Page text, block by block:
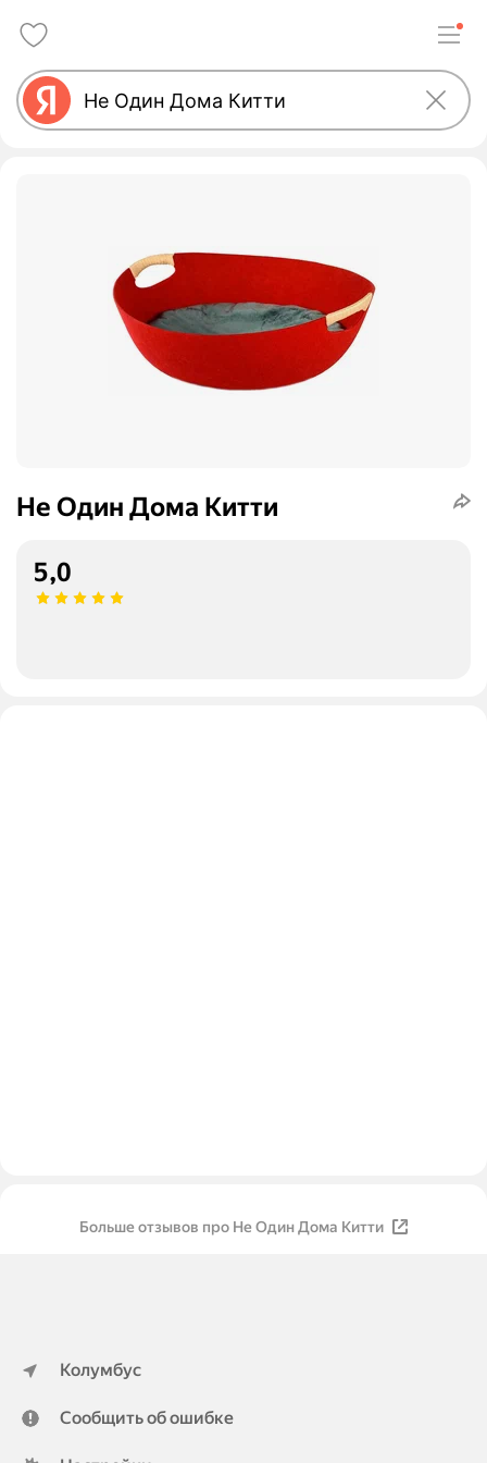
Не Один Дома Китти
5,0
Больше отзывов про Не Один Дома Китти
Колумбус
Сообщить об ошибке